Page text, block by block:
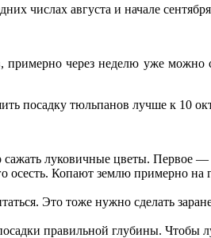
числах августа и начале
примерно через неделю уже можно
посадку тюльпанов лучше к 10
луковичные цветы. Первое —
осесть. Копают землю примерно на
Это тоже нужно сделать
правильной глубины. Чтобы